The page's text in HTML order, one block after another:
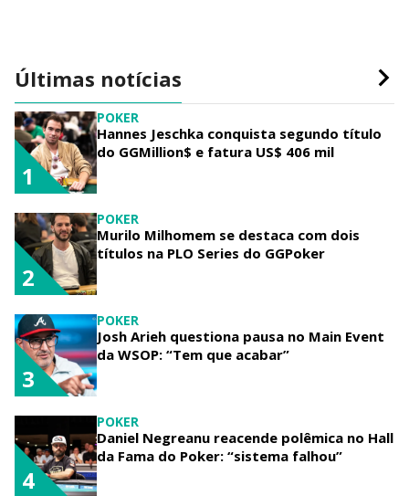
Últimas notícias
POKER
Hannes Jeschka conquista segundo título
do GGMillion$ e fatura US$ 406 mil
1
POKER
Murilo Milhomem se destaca com dois
títulos na PLO Series do GGPoker
2
POKER
Josh Arieh questiona pausa no Main Event
da WSOP: “Tem que acabar”
3
POKER
Daniel Negreanu reacende polêmica no Hall
da Fama do Poker: “sistema falhou”
4